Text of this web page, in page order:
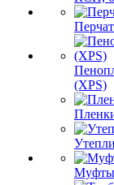
(XPS)